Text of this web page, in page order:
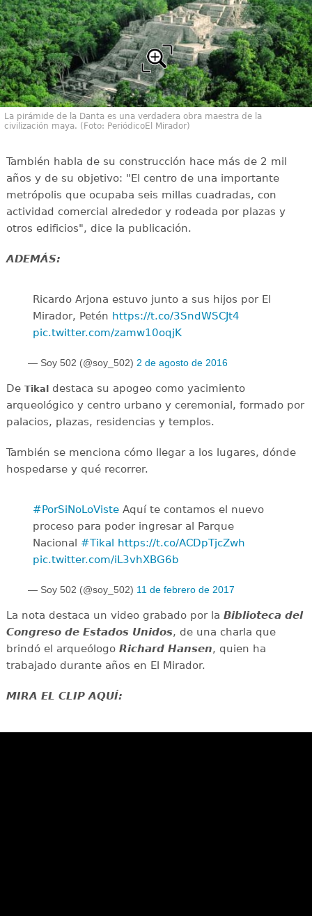
La pirámide de la Danta es una verdadera obra maestra de la
civilización maya. (Foto: PeriódicoEl Mirador)
También habla de su construcción hace más de 2 mil
años y de su objetivo: "El centro de una importante
metrópolis que ocupaba seis millas cuadradas, con
actividad comercial alrededor y rodeada por plazas y
otros edificios", dice la publicación.
ADEMÁS:
Ricardo Arjona estuvo junto a sus hijos por El
Mirador, Petén https://t.co/3SndWSCJt4
pic.twitter.com/zamw10oqjK
— Soy 502 (@soy_502) 2 de agosto de 2016
De Tikal destaca su apogeo como yacimiento
arqueológico y centro urbano y ceremonial, formado por
palacios, plazas, residencias y templos.
También se menciona cómo llegar a los lugares, dónde
hospedarse y qué recorrer.
#PorSiNoLoViste Aquí te contamos el nuevo
proceso para poder ingresar al Parque
Nacional #Tikal https://t.co/ACDpTjcZwh
pic.twitter.com/iL3vhXBG6b
— Soy 502 (@soy_502) 11 de febrero de 2017
La nota destaca un video grabado por la Biblioteca del
Congreso de Estados Unidos, de una charla que
brindó el arqueólogo Richard Hansen, quien ha
trabajado durante años en El Mirador.
MIRA EL CLIP AQUÍ: